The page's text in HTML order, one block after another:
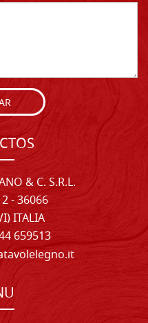
& C. S.R.L.
- 36066
ITALIA
659513